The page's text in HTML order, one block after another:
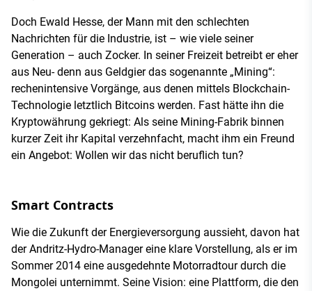
Doch Ewald Hesse, der Mann mit den schlechten
Nachrichten für die Industrie, ist – wie viele seiner
Generation – auch Zocker. In seiner Freizeit betreibt er eher
aus Neu- denn aus Geldgier das sogenannte „Mining“:
rechenintensive Vorgänge, aus denen mittels Blockchain-
Technologie letztlich Bitcoins werden. Fast hätte ihn die
Kryptowährung gekriegt: Als seine Mining-Fabrik binnen
kurzer Zeit ihr Kapital verzehnfacht, macht ihm ein Freund
ein Angebot: Wollen wir das nicht beruflich tun?
Smart Contracts
Wie die Zukunft der Energieversorgung aussieht, davon hat
der Andritz-Hydro-Manager eine klare Vorstellung, als er im
Sommer 2014 eine ausgedehnte Motorradtour durch die
Mongolei unternimmt. Seine Vision: eine Plattform, die den